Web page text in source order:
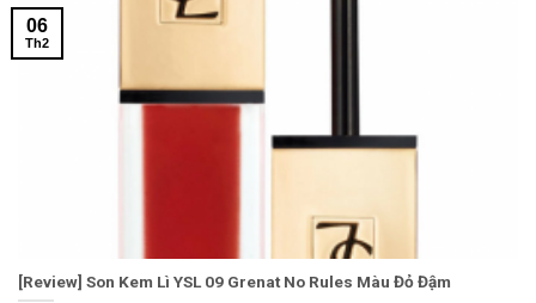
[Review] Son Kem Lì YSL 09 Grenat No Rules Màu Đỏ Đậm
06
Th2